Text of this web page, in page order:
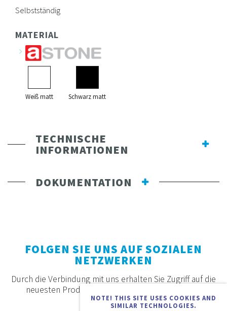
Selbstständig
MATERIAL
Weiß matt Schwarz matt
TECHNISCHE
INFORMATIONEN
DOKUMENTATION
NOTE! THIS SITE USES COOKIES AND
SIMILAR TECHNOLOGIES.
FOLGEN SIE UNS AUF SOZIALEN
NETZWERKEN
Durch die Verbindung mit uns erhalten Sie Zugriff auf die
neuesten Produkte, Angebote und Neuigkeiten.